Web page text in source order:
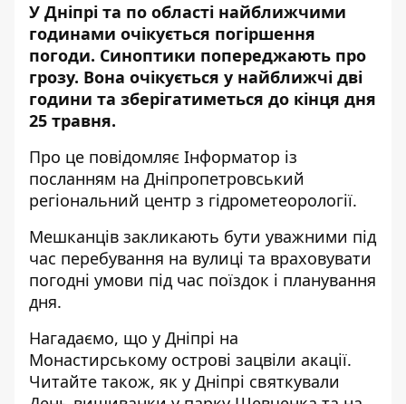
У Дніпрі та по області найближчими
годинами очікується погіршення
погоди. Синоптики попереджають про
грозу. Вона очікується у найближчі дві
години та зберігатиметься до кінця дня
25 травня.
Про це повідомляє Інформатор із
посланням на Дніпропетровський
регіональний центр з гідрометеорології.
Мешканців закликають бути уважними під
час перебування на вулиці та враховувати
погодні умови під час поїздок і планування
дня.
Нагадаємо, що у Дніпрі на
Монастирському острові зацвіли акації.
Читайте також, як у Дніпрі святкували